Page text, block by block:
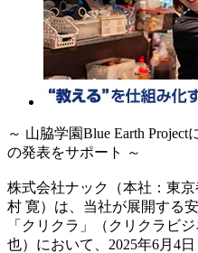
～ 山脇学園Blue Earth
の発表をサポート ～
株式会社ナック（本社：東
村 寛）は、当社が展開する
「クリクラ」（クリクラビ
也）において、2025年6月4